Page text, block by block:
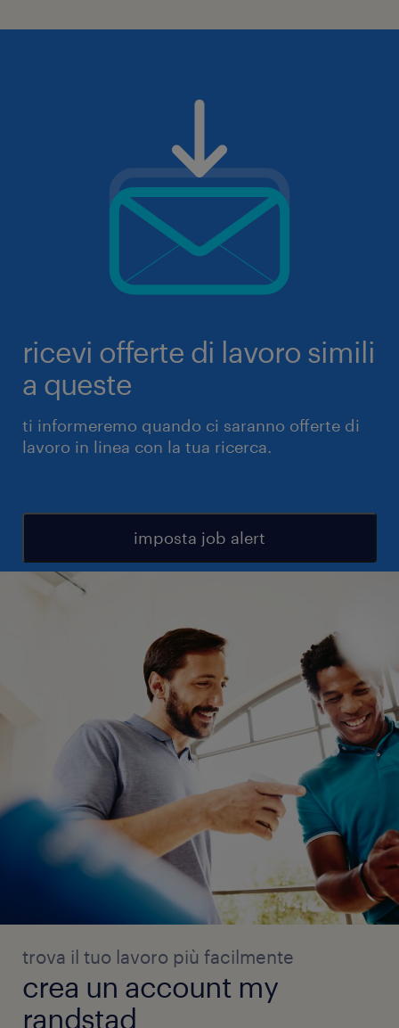
ricevi offerte di lavoro simili
a queste
ti informeremo quando ci saranno offerte di
lavoro in linea con la tua ricerca.
imposta job alert
trova il tuo lavoro più facilmente
crea un account my
randstad